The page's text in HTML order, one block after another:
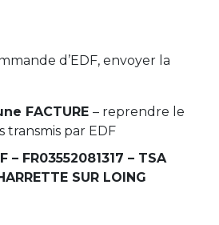
d’EDF, envoyer la
FACTURE – reprendre le
transmis par EDF
– FR03552081317 – TSA
SUR LOING